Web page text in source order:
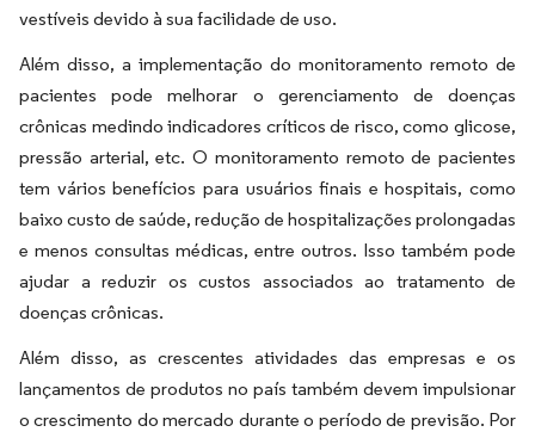
vestíveis devido à sua facilidade de uso.
Além disso, a implementação do monitoramento remoto de
pacientes pode melhorar o gerenciamento de doenças
crônicas medindo indicadores críticos de risco, como glicose,
pressão arterial, etc. O monitoramento remoto de pacientes
tem vários benefícios para usuários finais e hospitais, como
baixo custo de saúde, redução de hospitalizações prolongadas
e menos consultas médicas, entre outros. Isso também pode
ajudar a reduzir os custos associados ao tratamento de
doenças crônicas.
Além disso, as crescentes atividades das empresas e os
lançamentos de produtos no país também devem impulsionar
o crescimento do mercado durante o período de previsão. Por